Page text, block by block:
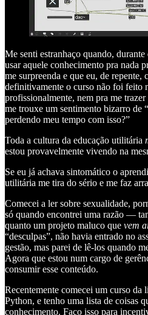
Me senti estranhaço quando,
usar aquele conhecimento pra nada
me surpreenda e que eu, de
definitivamente o curso não foi feito
profissionalmente, nem pra me
me trouxe um sentimento bizarro de
perdendo meu tempo com isso?”
Toda a cultura da educação utilitária
estou provavelmente vivendo na
Se eu já achava sintomático o
utilitária me tira do sério e me faz
Comecei a ler sobre sexualidade,
só quando encontrei uma razão —
quanto um projeto maluco que vem
“desculpas”, não havia entrado no
gestão, mas parei de lê-los quando
Agora que estou num cargo de
consumir esse conteúdo.
Recentemente comecei um curso da
Python, e tenho uma lista de coisas
conhecimento. Faço isso para